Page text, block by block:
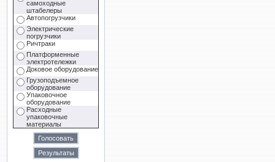
самоходные
штабелеры
Автопогрузчики
Электрические
погрузчики
Ричтраки
Платформенные
электротележки
Доковое оборудование
Грузоподъемное
оборудование
Упаковочное
оборудование
Расходные
упаковочные
материалы